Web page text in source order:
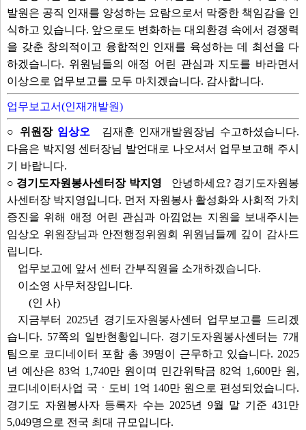
발원은 공직 인재를 양성하는 요람으로서 막중한 책임감을 인
식하고 있습니다. 앞으로도 변화하는 대외환경 속에서 경쟁력
을 갖춘 창의적이고 융합적인 인재를 육성하는 데 최선을 다
하겠습니다. 위원님들의 애정 어린 관심과 지도를 바라면서
이상으로 업무보고를 모두 마치겠습니다. 감사합니다.
업무보고서(인재개발원)
○ 위원장 임상오
김재훈 인재개발원장님 수고하셨습니다.
다음은 박지영 센터장님 발언대로 나오셔서 업무보고해 주시
기 바랍니다.
○ 경기도자원봉사센터장 박지영
안녕하세요? 경기도자원봉
사센터장 박지영입니다. 먼저 자원봉사 활성화와 사회적 가치
증진을 위해 애정 어린 관심과 아낌없는 지원을 보내주시는
임상오 위원장님과 안전행정위원회 위원님들께 깊이 감사드
립니다.
업무보고에 앞서 센터 간부직원을 소개하겠습니다.
이소영 사무처장입니다.
(인 사)
지금부터 2025년 경기도자원봉사센터 업무보고를 드리겠
습니다. 57쪽의 일반현황입니다. 경기도자원봉사센터는 7개
팀으로 코디네이터 포함 총 39명이 근무하고 있습니다. 2025
년 예산은 83억 1,740만 원이며 민간위탁금 82억 1,600만 원,
코디네이터사업 국ㆍ도비 1억 140만 원으로 편성되었습니다.
경기도 자원봉사자 등록자 수는 2025년 9월 말 기준 431만
5,049명으로 전국 최대 규모입니다.